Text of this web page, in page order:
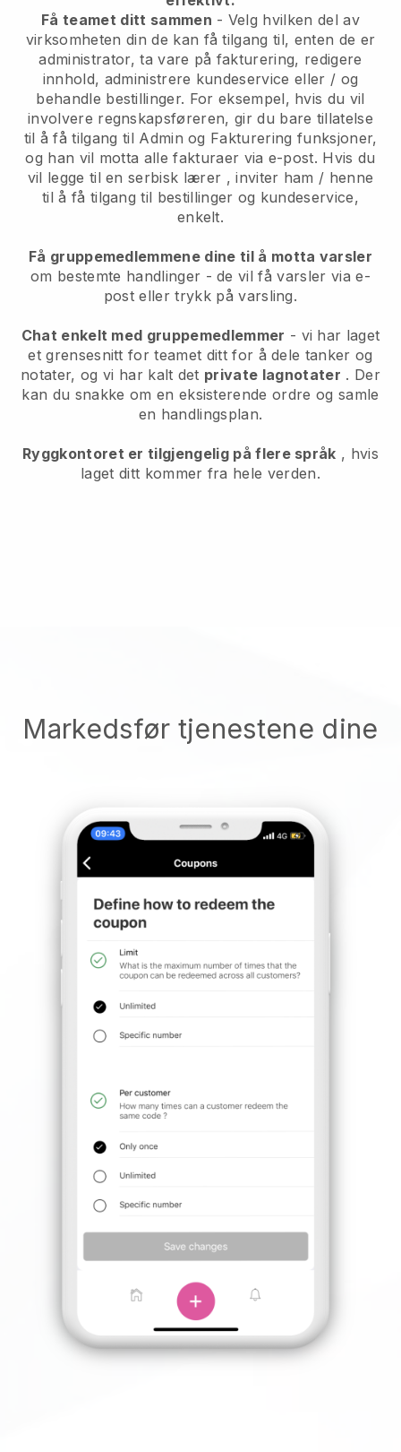
Få teamet ditt sammen - Velg hvilken del av
virksomheten din de kan få tilgang til, enten de er
administrator, ta vare på fakturering, redigere
innhold, administrere kundeservice eller / og
behandle bestillinger. For eksempel, hvis du vil
involvere regnskapsføreren, gir du bare tillatelse
til å få tilgang til Admin og Fakturering funksjoner,
og han vil motta alle fakturaer via e-post. Hvis du
vil legge til en serbisk lærer , inviter ham / henne
til å få tilgang til bestillinger og kundeservice,
enkelt.
Få gruppemedlemmene dine til å motta varsler
om bestemte handlinger - de vil få varsler via e-
post eller trykk på varsling.
Chat enkelt med gruppemedlemmer - vi har laget
et grensesnitt for teamet ditt for å dele tanker og
notater, og vi har kalt det private lagnotater . Der
kan du snakke om en eksisterende ordre og samle
en handlingsplan.
Ryggkontoret er tilgjengelig på flere språk , hvis
laget ditt kommer fra hele verden.
Markedsfør tjenestene dine